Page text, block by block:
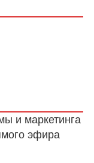
и маркетинга
эфира